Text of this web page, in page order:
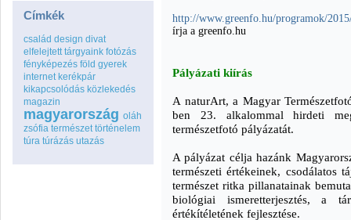
Címkék
család design divat
elfelejtett tárgyaink fotózás
fényképezés föld gyerek
internet kerékpár
kikapcsolódás közlekedés
magazin
magyarország oláh
zsófia természet történelem
túra túrázás utazás
http://www.greenfo.hu/programok/
írja a greenfo.hu
Pályázati kiírás
A naturArt, a Magyar
ben 23. alkalommal hirdeti
természetfotó pályázatát.
A pályázat célja hazánk
természeti értékeinek, csodálatos
természet ritka pillanatainak
biológiai ismeretterjesztés, a
értékítéletének fejlesztése.